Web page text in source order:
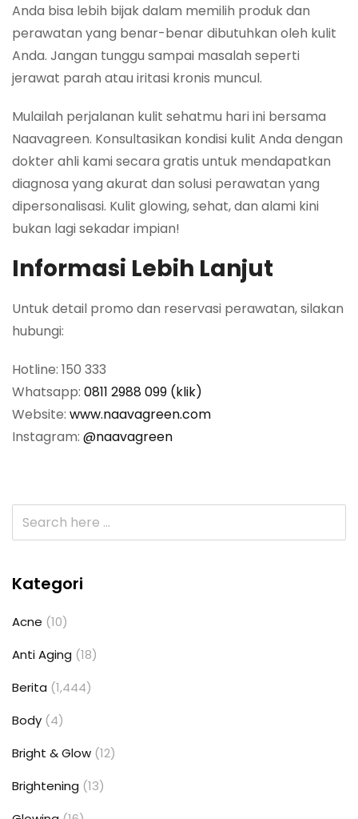
Anda bisa lebih bijak dalam memilih produk dan
perawatan yang benar-benar dibutuhkan oleh kulit
Anda. Jangan tunggu sampai masalah seperti
jerawat parah atau iritasi kronis muncul.
Mulailah perjalanan kulit sehatmu hari ini bersama
Naavagreen. Konsultasikan kondisi kulit Anda dengan
dokter ahli kami secara gratis untuk mendapatkan
diagnosa yang akurat dan solusi perawatan yang
dipersonalisasi. Kulit glowing, sehat, dan alami kini
bukan lagi sekadar impian!
Informasi Lebih Lanjut
Untuk detail promo dan reservasi perawatan, silakan
hubungi:
Hotline: 150 333
Whatsapp: 0811 2988 099 (klik)
Website: www.naavagreen.com
Instagram: @naavagreen
Kategori
Acne (10)
Anti Aging (18)
Berita (1,444)
Body (4)
Bright & Glow (12)
Brightening (13)